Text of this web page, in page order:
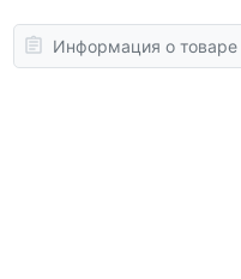
Информация о товаре